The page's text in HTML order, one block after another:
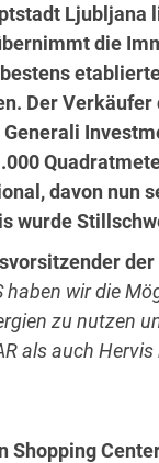
die
Der
davon nun
wurde
der
wir die
zu nutzen
als auch
Shopping